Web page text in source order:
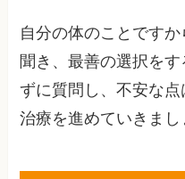
自分の体のことです
聞き、最善の選択を
ずに質問し、不安な
治療を進めていきまし